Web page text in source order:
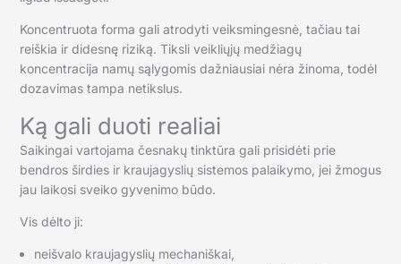
Koncentruota forma gali atrodyti veiksmingesnė, tačiau tai
reiškia ir didesnę riziką. Tiksli veikliųjų medžiagų
koncentracija namų sąlygomis dažniausiai nėra žinoma, todėl
dozavimas tampa netikslus.
Ką gali duoti realiai
Saikingai vartojama česnakų tinktūra gali prisidėti prie
bendros širdies ir kraujagyslių sistemos palaikymo, jei žmogus
jau laikosi sveiko gyvenimo būdo.
Vis dėlto ji:
neišvalo kraujagyslių mechaniškai,